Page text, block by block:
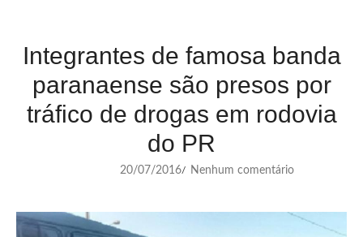
Integrantes de famosa banda
paranaense são presos por
tráfico de drogas em rodovia
do PR
20/07/2016/ Nenhum comentário